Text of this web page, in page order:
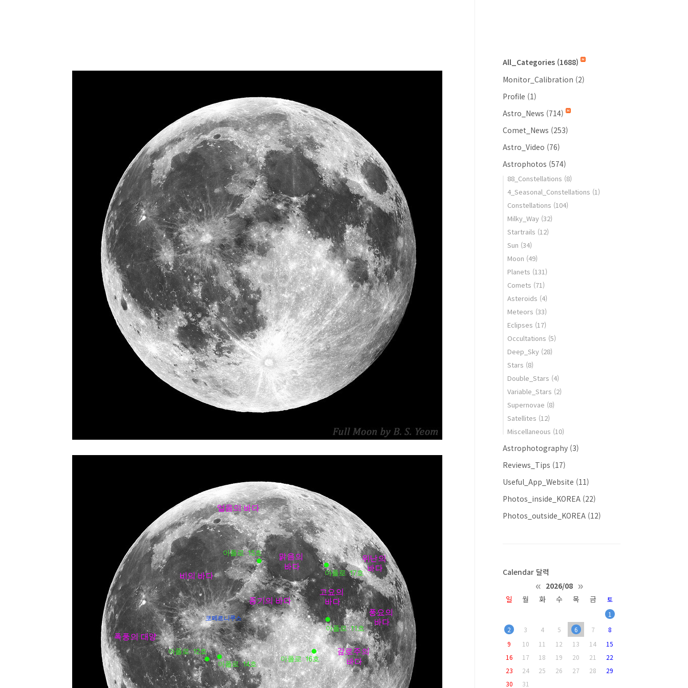
All_Categories (1688)
Monitor_Calibration (2)
Profile (1)
Astro_News (714)
Comet_News (253)
Astro_Video (76)
Astrophotos (574)
88_Constellations (8)
4_Seasonal_Constellations (1)
Constellations (104)
Milky_Way (32)
Startrails (12)
Sun (34)
Moon (49)
Planets (131)
Comets (71)
Asteroids (4)
Meteors (33)
Eclipses (17)
Occultations (5)
Deep_Sky (28)
Stars (8)
Double_Stars (4)
Variable_Stars (2)
Supernovae (8)
Satellites (12)
Miscellaneous (10)
Astrophotography (3)
Reviews_Tips (17)
Useful_App_Website (11)
Photos_inside_KOREA (22)
Photos_outside_KOREA (12)
Calendar 달력
« 2026/08 »
일 월 화 수 목 금
토
1
2
3 4 5 6 7
8
9
10 11 12 13 14
15
16
17 18 19 20 21
22
23
24 25 26 27 28
29
30
31